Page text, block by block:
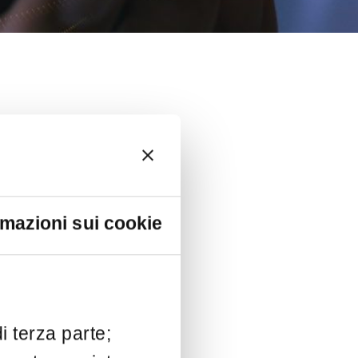
sui cookie
terza parte;